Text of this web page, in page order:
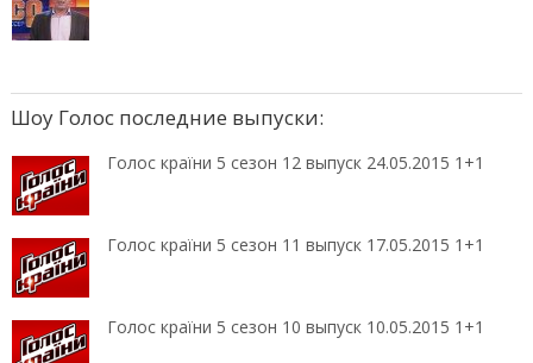
Шоу Голос последние выпуски:
Голос країни 5 сезон 12 выпуск 24.05.2015 1+1
Голос країни 5 сезон 11 выпуск 17.05.2015 1+1
Голос країни 5 сезон 10 выпуск 10.05.2015 1+1